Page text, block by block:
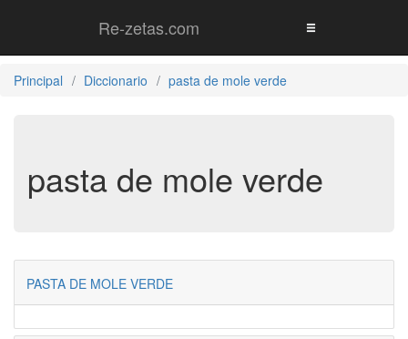
Re-zetas.com
Principal Diccionario pasta de mole verde
pasta de mole verde
PASTA DE MOLE VERDE